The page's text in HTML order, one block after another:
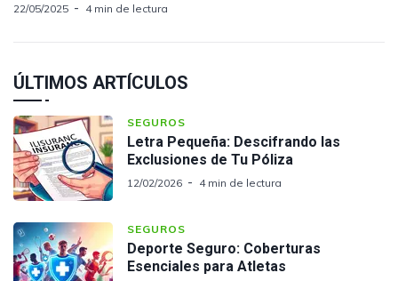
22/05/2025 4 min de lectura
ÚLTIMOS ARTÍCULOS
SEGUROS
Letra Pequeña: Descifrando las
Exclusiones de Tu Póliza
12/02/2026 4 min de lectura
SEGUROS
Deporte Seguro: Coberturas
Esenciales para Atletas